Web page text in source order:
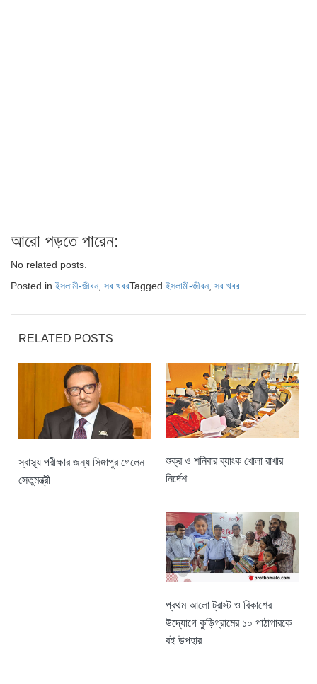
আরো পড়তে পারেন:
No related posts.
Posted inইসলামী-জীবন, সব খবরTaggedইসলামী-জীবন, সব খবর
RELATED POSTS
স্বাস্থ্য পরীক্ষার জন্য সিঙ্গাপুর গেলেন
সেতুমন্ত্রী
শুক্র ও শনিবার ব্যাংক খোলা রাখার
নির্দেশ
প্রথম আলো ট্রাস্ট ও বিকাশের
উদ্যোগে কুড়িগ্রামের ১০ পাঠাগারকে
বই উপহার